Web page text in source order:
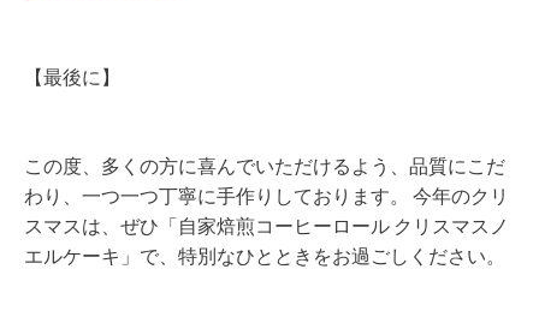
【最後に】
この度、多くの方に喜んでいただけるよう、品質にこだ
わり、一つ一つ丁寧に手作りしております。 今年のクリ
スマスは、ぜひ「自家焙煎コーヒーロール クリスマスノ
エルケーキ」で、特別なひとときをお過ごしください。